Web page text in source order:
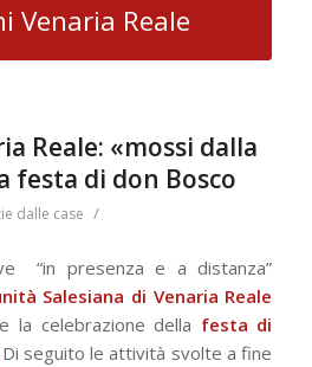
Venaria Reale
Reale: «mossi dalla
festa di don Bosco
dalle case /
“in presenza e a distanza”
Salesiana di Venaria Reale
la celebrazione della festa di
Di seguito le attività svolte a fine